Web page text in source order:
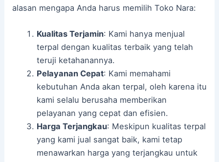
alasan mengapa Anda harus memilih Toko Nara:
Kualitas Terjamin: Kami hanya menjual
terpal dengan kualitas terbaik yang telah
teruji ketahanannya.
Pelayanan Cepat: Kami memahami
kebutuhan Anda akan terpal, oleh karena itu
kami selalu berusaha memberikan
pelayanan yang cepat dan efisien.
Harga Terjangkau: Meskipun kualitas terpal
yang kami jual sangat baik, kami tetap
menawarkan harga yang terjangkau untuk